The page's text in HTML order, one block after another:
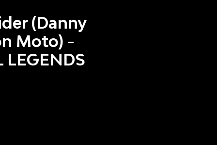
(Danny
Moto) -
LEGENDS